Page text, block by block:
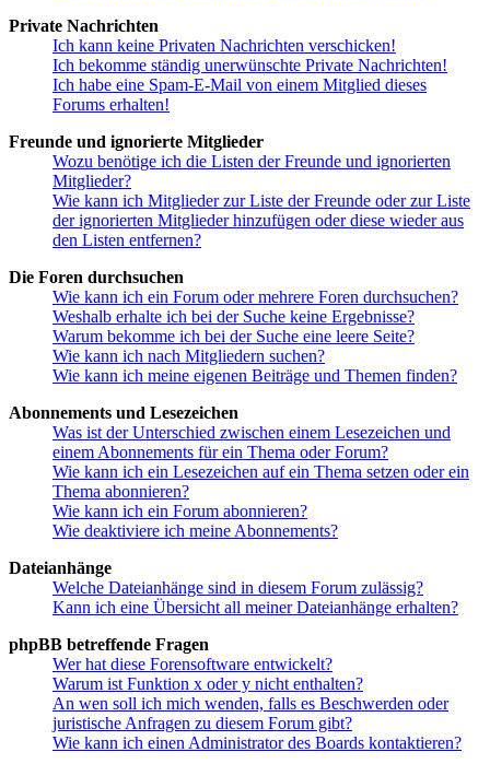
Private Nachrichten
Ich kann keine Privaten Nachrichten verschicken!
Ich bekomme ständig unerwünschte Private Nachrichten!
Ich habe eine Spam-E-Mail von einem Mitglied dieses
Forums erhalten!
Freunde und ignorierte Mitglieder
Wozu benötige ich die Listen der Freunde und ignorierten
Mitglieder?
Wie kann ich Mitglieder zur Liste der Freunde oder zur Liste
der ignorierten Mitglieder hinzufügen oder diese wieder aus
den Listen entfernen?
Die Foren durchsuchen
Wie kann ich ein Forum oder mehrere Foren durchsuchen?
Weshalb erhalte ich bei der Suche keine Ergebnisse?
Warum bekomme ich bei der Suche eine leere Seite?
Wie kann ich nach Mitgliedern suchen?
Wie kann ich meine eigenen Beiträge und Themen finden?
Abonnements und Lesezeichen
Was ist der Unterschied zwischen einem Lesezeichen und
einem Abonnements für ein Thema oder Forum?
Wie kann ich ein Lesezeichen auf ein Thema setzen oder ein
Thema abonnieren?
Wie kann ich ein Forum abonnieren?
Wie deaktiviere ich meine Abonnements?
Dateianhänge
Welche Dateianhänge sind in diesem Forum zulässig?
Kann ich eine Übersicht all meiner Dateianhänge erhalten?
phpBB betreffende Fragen
Wer hat diese Forensoftware entwickelt?
Warum ist Funktion x oder y nicht enthalten?
An wen soll ich mich wenden, falls es Beschwerden oder
juristische Anfragen zu diesem Forum gibt?
Wie kann ich einen Administrator des Boards kontaktieren?